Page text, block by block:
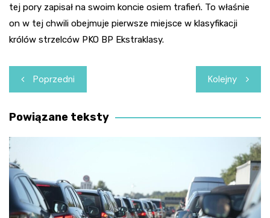
tej pory zapisał na swoim koncie osiem trafień. To właśnie
on w tej chwili obejmuje pierwsze miejsce w klasyfikacji
królów strzelców PKO BP Ekstraklasy.
Nawigacja
wpisu
Poprzedni Kolejny
Powiązane teksty